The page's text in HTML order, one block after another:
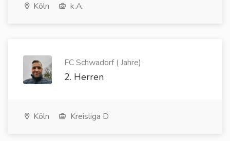
Köln k.A.
FC Schwadorf ( Jahre)
2. Herren
Köln Kreisliga D